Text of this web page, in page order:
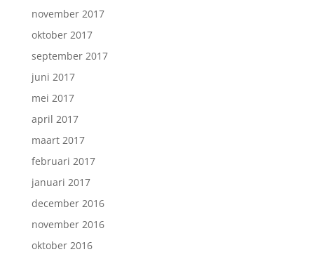
november 2017
oktober 2017
september 2017
juni 2017
mei 2017
april 2017
maart 2017
februari 2017
januari 2017
december 2016
november 2016
oktober 2016